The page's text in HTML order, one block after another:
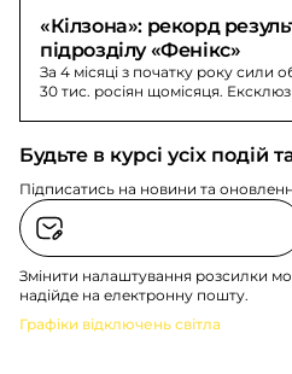
«Кілзона»: рекорд
підрозділу «Фенікс»
За 4 місяці з початку року сили
30 тис. росіян щомісяця.
Будьте в курсі усіх подій
Підписатись на новини та
Змінити налаштування розсилки
надійде на електронну пошту.
Графіки відключень світла